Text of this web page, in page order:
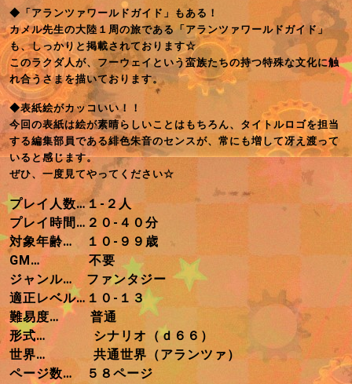
◆「アランツァワールドガイド」もある！
カメル先生の大陸１周の旅である「アランツァワールドガイド」
も、しっかりと掲載されております☆
このラクダ人が、フーウェイという蛮族たちの持つ特殊な文化に触
れ合うさまを描いております。
◆表紙絵がカッコいい！！
今回の表紙は絵が素晴らしいことはもちろん、タイトルロゴを担当
する編集部員である緋色朱音のセンスが、常にも増して冴え渡って
いると感じます。
ぜひ、一度見てやってください☆
プレイ人数…１-２人
プレイ時間…２０-４０分
対象年齢… １０-９９歳
GM… 不要
ジャンル… ファンタジー
適正レベル…１０-１３
難易度… 普通
形式… シナリオ（ｄ６６）
世界… 共通世界（アランツァ）
ページ数… ５８ページ